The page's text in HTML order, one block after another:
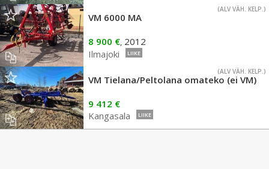
(ALV VÄH. KELP.)
VM 6000 MA
8 900 €, 2012
Ilmajoki
LIIKE
(ALV VÄH. KELP.)
VM Tielana/Peltolana omateko (ei VM)
9 412 €
Kangasala
LIIKE